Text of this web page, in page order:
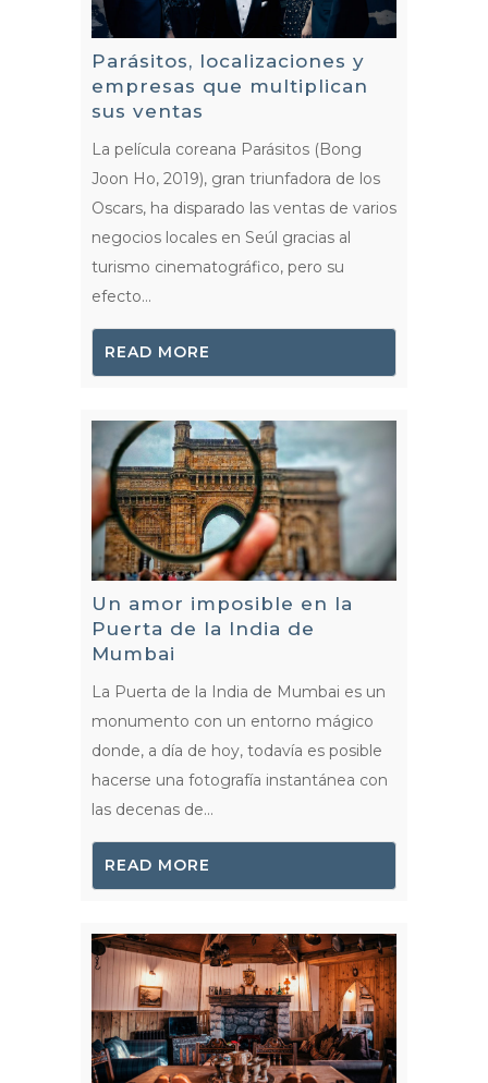
Parásitos, localizaciones y
empresas que multiplican
sus ventas
La película coreana Parásitos (Bong
Joon Ho, 2019), gran triunfadora de los
Oscars, ha disparado las ventas de varios
negocios locales en Seúl gracias al
turismo cinematográfico, pero su
efecto...
READ MORE
Un amor imposible en la
Puerta de la India de
Mumbai
La Puerta de la India de Mumbai es un
monumento con un entorno mágico
donde, a día de hoy, todavía es posible
hacerse una fotografía instantánea con
las decenas de...
READ MORE